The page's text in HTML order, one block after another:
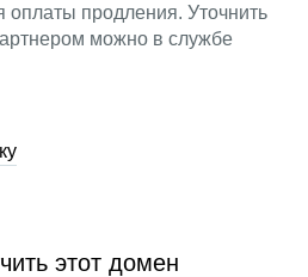
оплаты продления. Уточнить
можно в службе
этот домен